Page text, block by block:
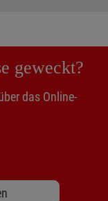
geweckt?
das Online-